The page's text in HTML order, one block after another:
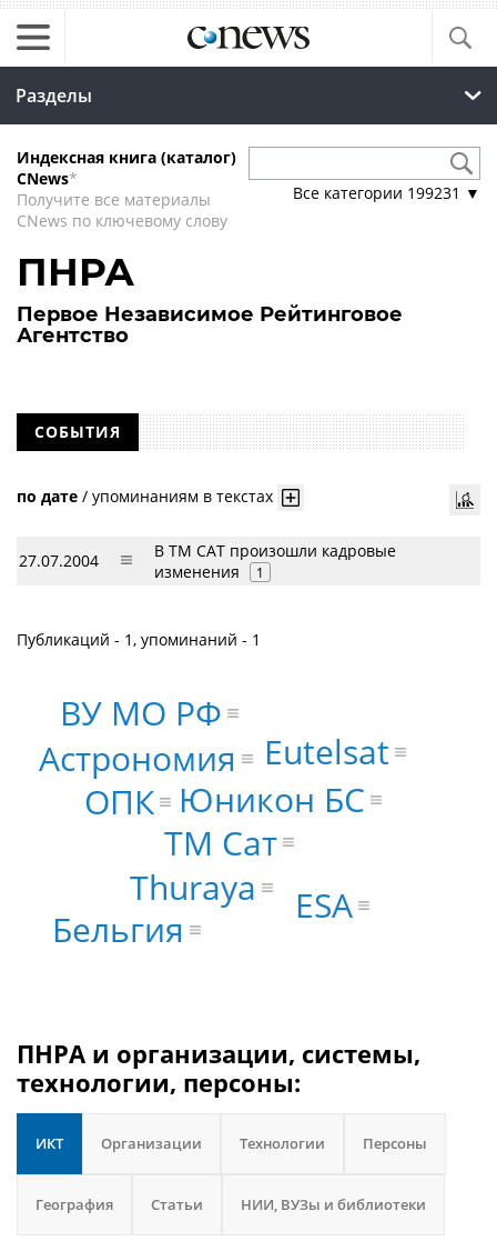
Разделы
Индексная книга (каталог)
CNews*
Получите все материалы
CNews по ключевому слову
Все категории 199231 ▼
ПНРА
Первое Независимое Рейтинговое
Агентство
СОБЫТИЯ
по дате / упоминаниям в текстах
27.07.2004
В ТМ САТ произошли кадровые
изменения
1
Публикаций - 1, упоминаний - 1
ТМ Сат
Юникон БС
Thuraya
ESA
Eutelsat
Астрономия
Бельгия
ОПК
ВУ МО РФ
ПНРА и организации, системы,
технологии, персоны:
ИКТ Организации Технологии Персоны
География Статьи НИИ, ВУЗы и библиотеки